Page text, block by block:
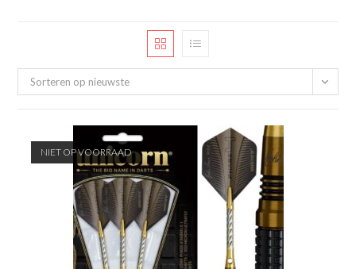
Sorteren op nieuwste
NIET OP VOORRAAD